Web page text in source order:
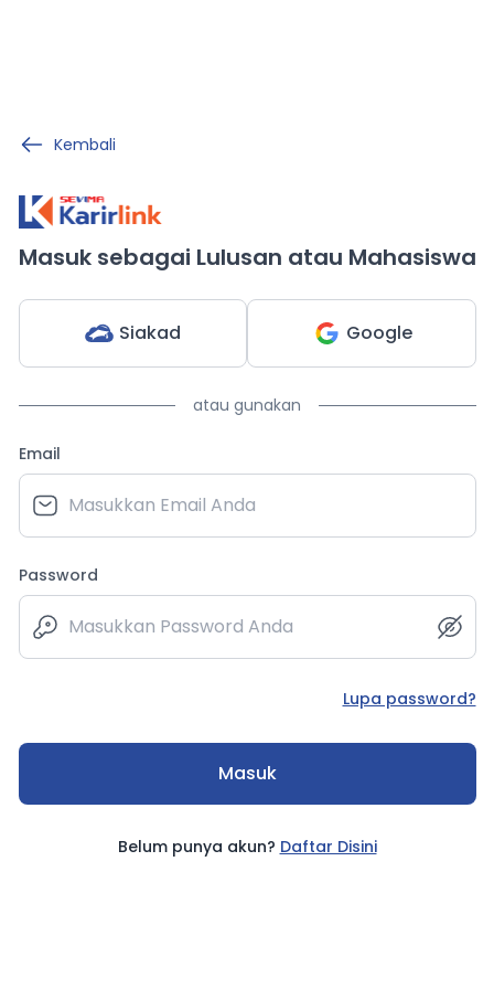
Kembali
Masuk sebagai Lulusan atau Mahasiswa
Siakad Google
atau gunakan
Email
Password
Lupa password?
Masuk
Belum punya akun? Daftar Disini